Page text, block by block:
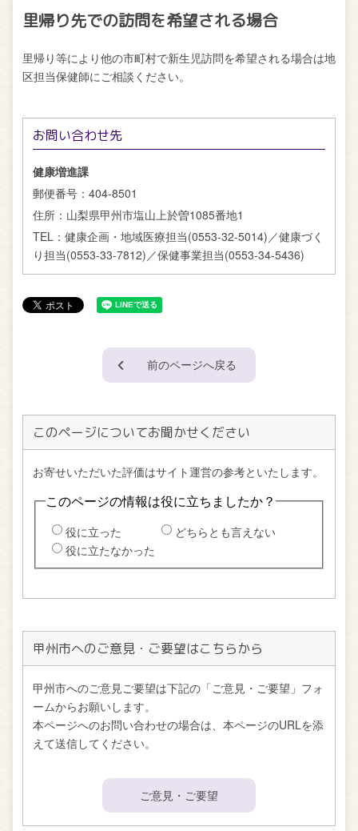
里帰り先での訪問を希望される場合
里帰り等により他の市町村で新生児訪問を希望される場合は地
区担当保健師にご相談ください。
お問い合わせ先
健康増進課
郵便番号： 404-8501
住所： 山梨県甲州市塩山上於曽1085番地1
TEL： 健康企画・地域医療担当(0553-32-5014)／健康づく
り担当(0553-33-7812)／保健事業担当(0553-34-5436)
前のページへ戻る
このページについてお聞かせください
甲州市へのご意見・ご要望はこちらから
甲州市へのご意見ご要望は下記の「ご意見・ご要望」フォ
ームからお願いします。
本ページへのお問い合わせの場合は、本ページのURLを添
えて送信してください。
ご意見・ご要望